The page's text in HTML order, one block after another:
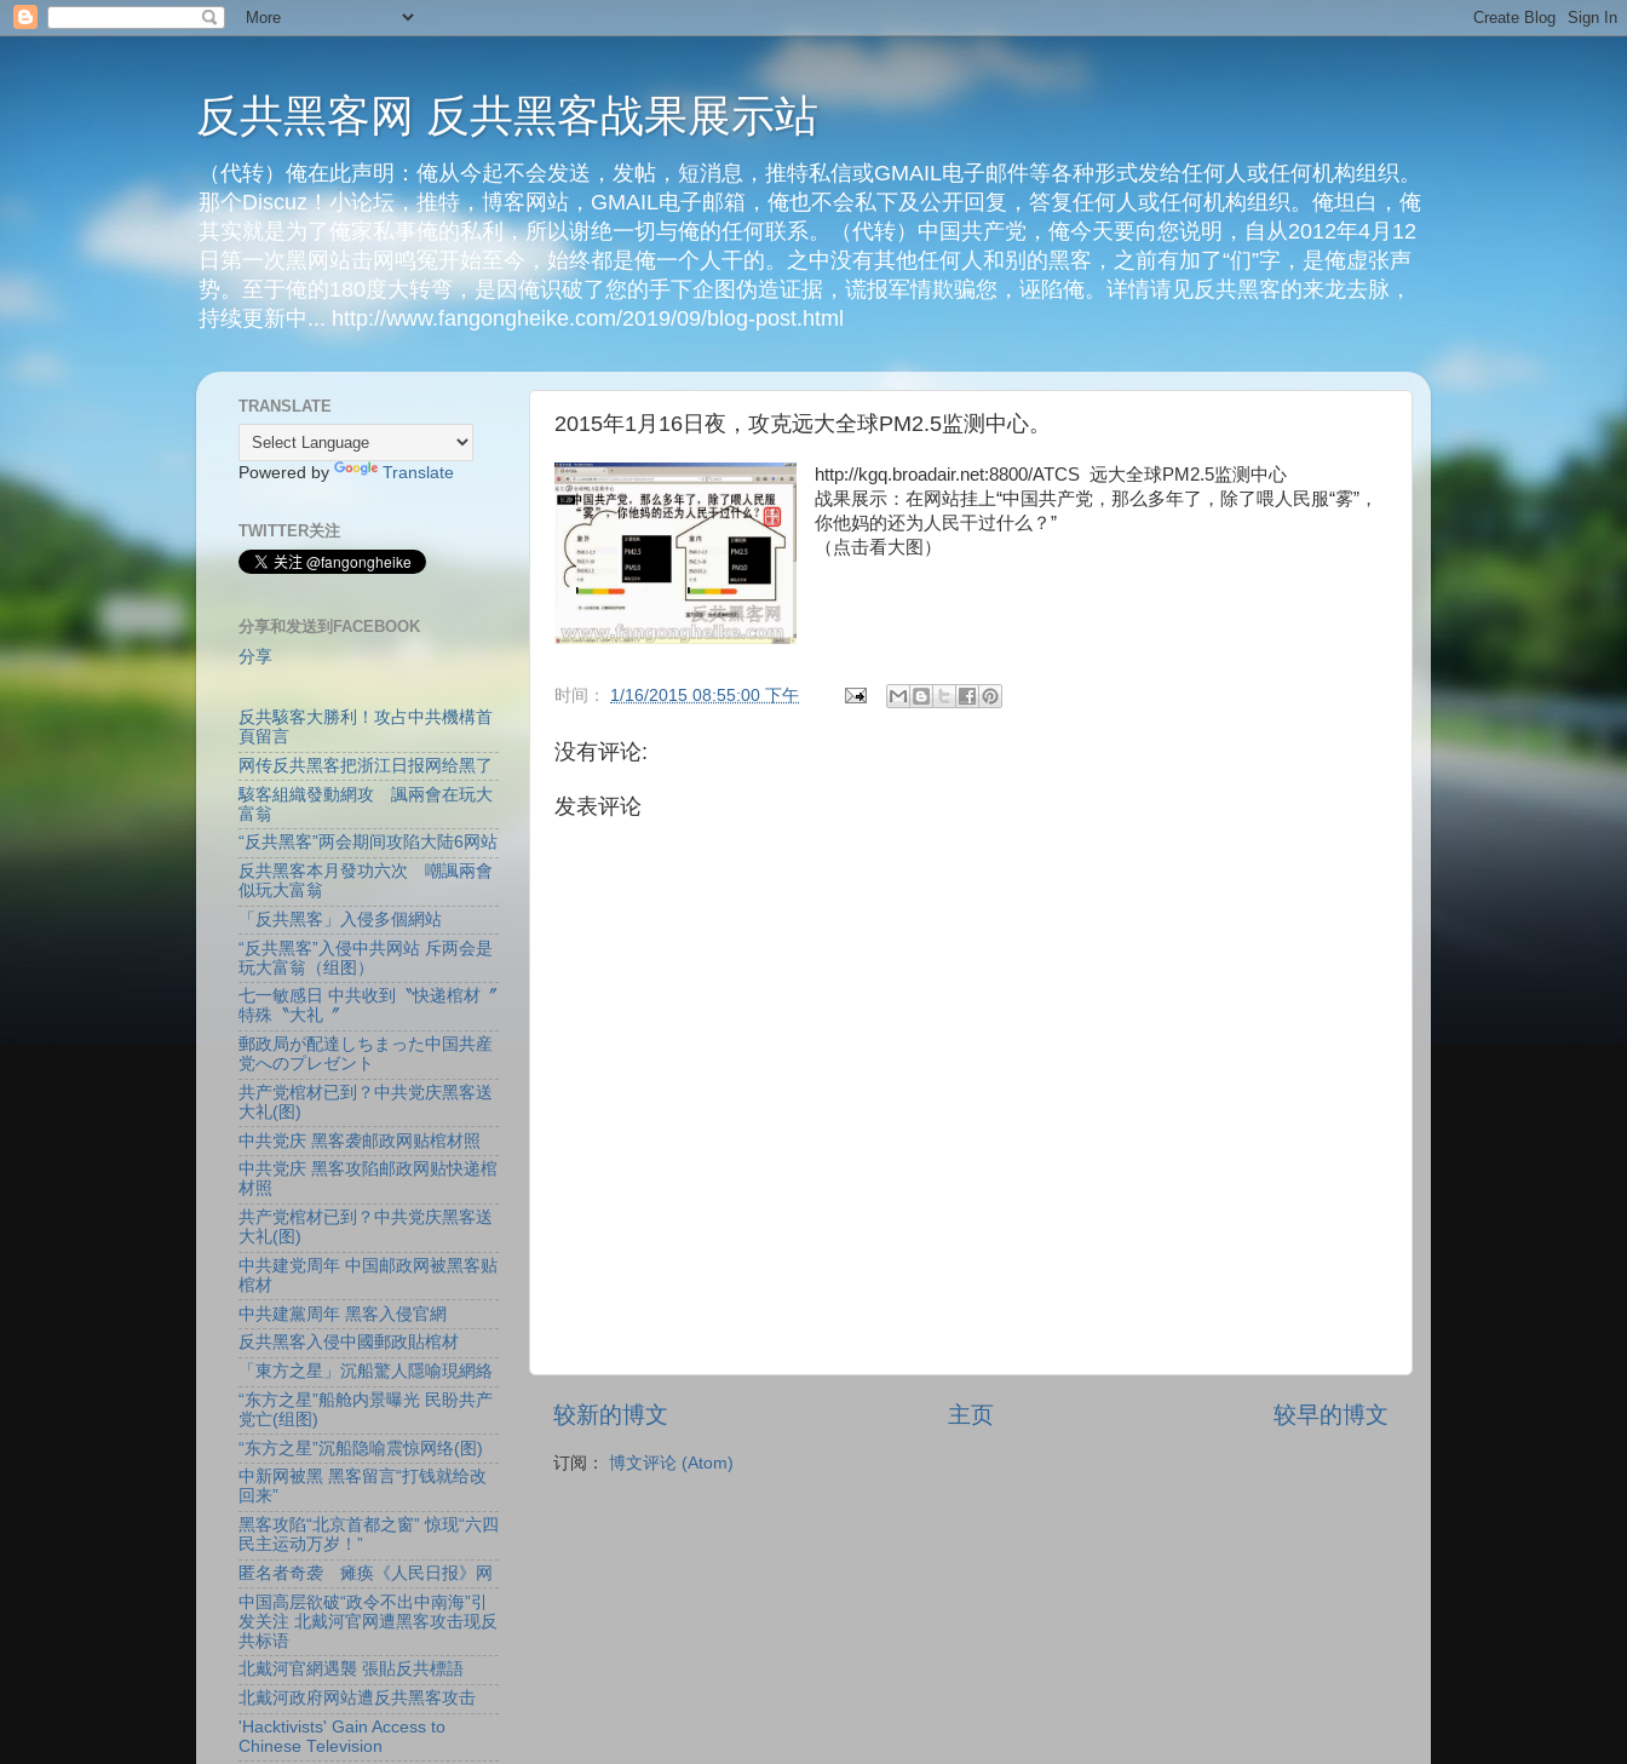
反共黑客网 反共黑客战果展示站
（代转）俺在此声明：俺从今起不会发送，发帖，短消息，推特私信或GMAIL电子邮件等各种形式发给任何人或任何机构组织。
那个Discuz！小论坛，推特，博客网站，GMAIL电子邮箱，俺也不会私下及公开回复，答复任何人或任何机构组织。俺坦白，俺
其实就是为了俺家私事俺的私利，所以谢绝一切与俺的任何联系。（代转）中国共产党，俺今天要向您说明，自从2012年4月12
日第一次黑网站击网鸣冤开始至今，始终都是俺一个人干的。之中没有其他任何人和别的黑客，之前有加了“们”字，是俺虚张声
势。至于俺的180度大转弯，是因俺识破了您的手下企图伪造证据，谎报军情欺骗您，诬陷俺。详情请见反共黑客的来龙去脉，
持续更新中... http://www.fangongheike.com/2019/09/blog-post.html
2015年1月16日夜，攻克远大全球PM2.5监测中心。
http://kgq.broadair.net:8800/ATCS 远大全球PM2.5监测中心
战果展示：在网站挂上“中国共产党，那么多年了，除了喂人民服“雾”，
你他妈的还为人民干过什么？”
（点击看大图）
时间： 1/16/2015 08:55:00 下午
没有评论:
发表评论
较新的博文 较早的博文
主页
订阅： 博文评论 (Atom)
TRANSLATE
Powered by Translate
TWITTER关注
分享和发送到FACEBOOK
分享
反共駭客大勝利！攻占中共機構首
頁留言
网传反共黑客把浙江日报网给黑了
駭客組織發動網攻 諷兩會在玩大
富翁
“反共黑客”两会期间攻陷大陆6网站
反共黑客本月發功六次 嘲諷兩會
似玩大富翁
「反共黑客」入侵多個網站
“反共黑客”入侵中共网站 斥两会是
玩大富翁（组图）
七一敏感日 中共收到〝快递棺材〞
特殊〝大礼〞
郵政局が配達しちまった中国共産
党へのプレゼント
共产党棺材已到？中共党庆黑客送
大礼(图)
中共党庆 黑客袭邮政网贴棺材照
中共党庆 黑客攻陷邮政网贴快递棺
材照
共产党棺材已到？中共党庆黑客送
大礼(图)
中共建党周年 中国邮政网被黑客贴
棺材
中共建黨周年 黑客入侵官網
反共黑客入侵中國郵政貼棺材
「東方之星」沉船驚人隱喻現網絡
“东方之星”船舱内景曝光 民盼共产
党亡(组图)
“东方之星”沉船隐喻震惊网络(图)
中新网被黑 黑客留言“打钱就给改
回来”
黑客攻陷“北京首都之窗” 惊现“六四
民主运动万岁！”
匿名者奇袭 瘫痪《人民日报》网
中国高层欲破“政令不出中南海”引
发关注 北戴河官网遭黑客攻击现反
共标语
北戴河官網遇襲 張貼反共標語
北戴河政府网站遭反共黑客攻击
'Hacktivists' Gain Access to
Chinese Television